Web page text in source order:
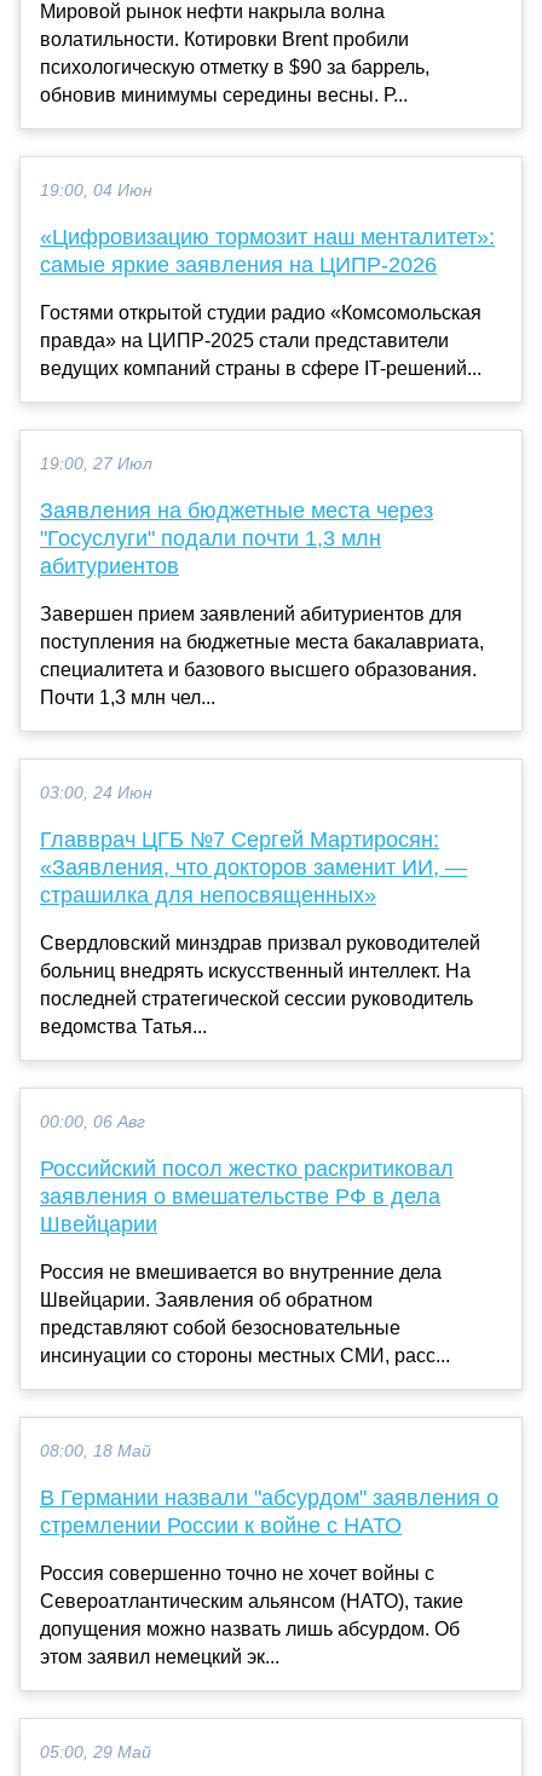
Мировой рынок нефти накрыла волна
волатильности. Котировки Brent пробили
психологическую отметку в $90 за баррель,
обновив минимумы середины весны. Р...
19:00, 04 Июн
«Цифровизацию тормозит наш менталитет»:
самые яркие заявления на ЦИПР-2026
Гостями открытой студии радио «Комсомольская
правда» на ЦИПР-2025 стали представители
ведущих компаний страны в сфере IT-решений...
19:00, 27 Июл
Заявления на бюджетные места через
"Госуслуги" подали почти 1,3 млн
абитуриентов
Завершен прием заявлений абитуриентов для
поступления на бюджетные места бакалавриата,
специалитета и базового высшего образования.
Почти 1,3 млн чел...
03:00, 24 Июн
Главврач ЦГБ №7 Сергей Мартиросян:
«Заявления, что докторов заменит ИИ, —
страшилка для непосвященных»
Свердловский минздрав призвал руководителей
больниц внедрять искусственный интеллект. На
последней стратегической сессии руководитель
ведомства Татья...
00:00, 06 Авг
Российский посол жестко раскритиковал
заявления о вмешательстве РФ в дела
Швейцарии
Россия не вмешивается во внутренние дела
Швейцарии. Заявления об обратном
представляют собой безосновательные
инсинуации со стороны местных СМИ, расс...
08:00, 18 Май
В Германии назвали "абсурдом" заявления о
стремлении России к войне с НАТО
Россия совершенно точно не хочет войны с
Североатлантическим альянсом (НАТО), такие
допущения можно назвать лишь абсурдом. Об
этом заявил немецкий эк...
05:00, 29 Май